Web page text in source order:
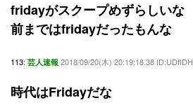
fridayがスクープめずらしい
前まではfridayだったもんな
113: 芸人速報 2018/09/20(木) 20:19:18.38
時代はFridayだな